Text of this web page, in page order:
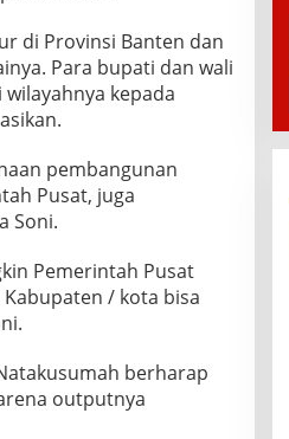
di Provinsi Banten dan
Para bupati dan wali
kepada
pembangunan
Pusat, juga
Soni.
Pemerintah Pusat
/ kota bisa
berharap
outputnya